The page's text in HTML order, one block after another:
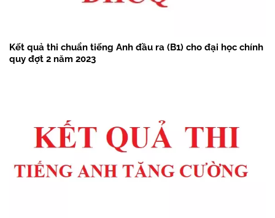
Kết quả thi chuẩn tiếng Anh đầu ra (B1) cho đại học chính
quy đợt 2 năm 2023